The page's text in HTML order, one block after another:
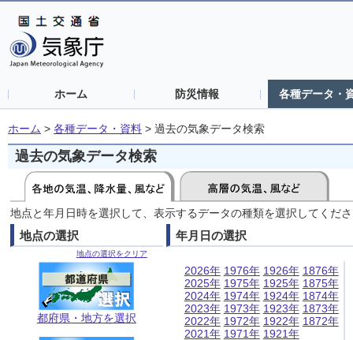
ホーム 防災情報 各種データ・
ホーム > 各種データ・資料 > 過去の気象データ検索
過去の気象データ検索
地点と年月日時を選択して、表示するデータの種類を選択してくだ
地点の選択
地点の選択をクリア
都府県・地方を選択
年月日の選択
2026年
2025年
2024年
2023年
2022年
2021年
1976年
1975年
1974年
1973年
1972年
1971年
1926年
1925年
1924年
1923年
1922年
1921年
1876年
1875年
1874年
1873年
1872年